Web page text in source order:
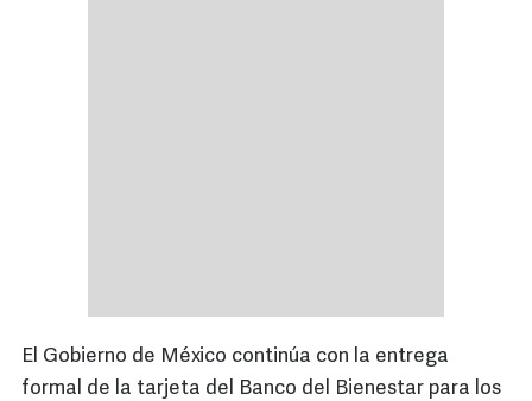
El Gobierno de México continúa con la entrega
formal de la tarjeta del Banco del Bienestar para los